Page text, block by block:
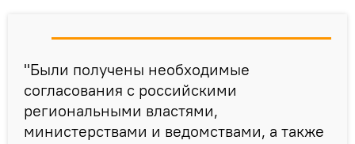
"Были получены необходимые
согласования с российскими
региональными властями,
министерствами и ведомствами, а также